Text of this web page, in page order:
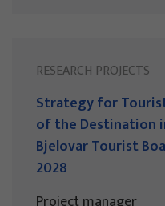
RESEARCH PROJECTS
Strategy for
of the Destination
Bjelovar Tourist
2028